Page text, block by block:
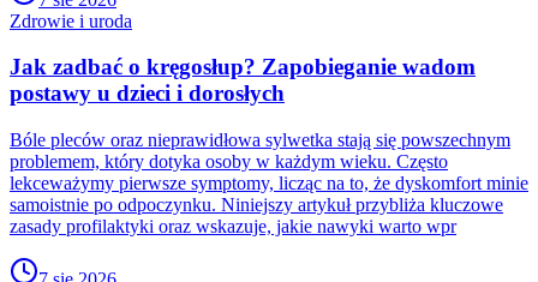
Zdrowie i uroda
Jak zadbać o kręgosłup? Zapobieganie wadom
postawy u dzieci i dorosłych
Bóle pleców oraz nieprawidłowa sylwetka stają się powszechnym
problemem, który dotyka osoby w każdym wieku. Często
lekceważymy pierwsze symptomy, licząc na to, że dyskomfort minie
samoistnie po odpoczynku. Niniejszy artykuł przybliża kluczowe
zasady profilaktyki oraz wskazuje, jakie nawyki warto wpr